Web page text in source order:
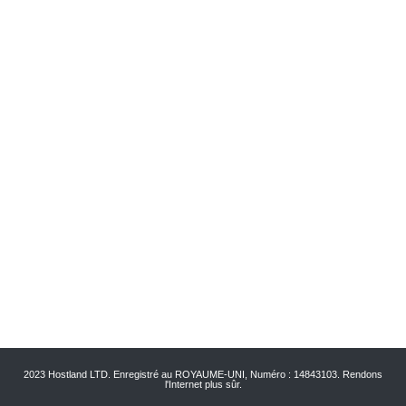
2023 Hostland LTD. Enregistré au ROYAUME-UNI, Numéro : 14843103. Rendons
l'Internet plus sûr.